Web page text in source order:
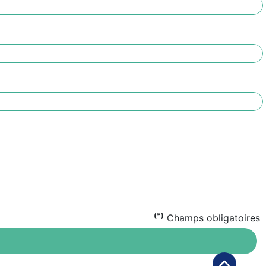
(*) Champs obligatoires